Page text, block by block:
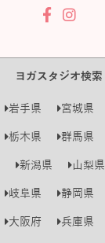
ヨガスタジオ検索
岩手県 宮城県
栃木県 群馬県
新潟県 山梨県
岐阜県 静岡県
大阪府 兵庫県